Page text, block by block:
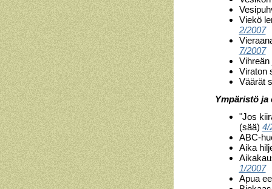
Viekö
2/2007
7/2007
Viraton
Väärät
Ympäristö ja
"Jos
(sää) 4/
ABC-
Aika
1/2007
Apua